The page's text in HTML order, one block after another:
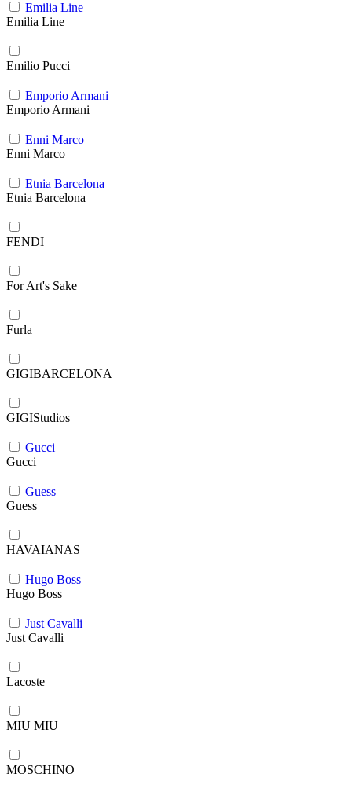
Emilia Line
Emilia Line
Emilio Pucci
Emporio Armani
Emporio Armani
Enni Marco
Enni Marco
Etnia Barcelona
Etnia Barcelona
FENDI
For Art's Sake
Furla
GIGIBARCELONA
GIGIStudios
Gucci
Gucci
Guess
Guess
HAVAIANAS
Hugo Boss
Hugo Boss
Just Cavalli
Just Cavalli
Lacoste
MIU MIU
MOSCHINO